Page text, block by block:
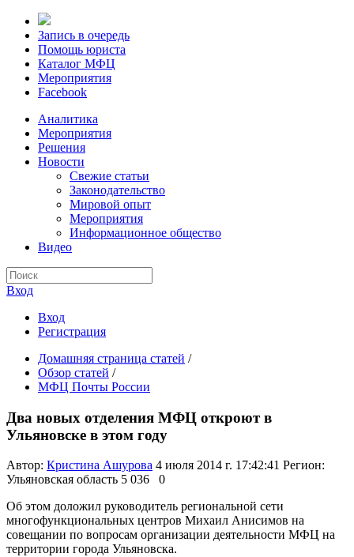
Запись в очередь
Помощь юриста
Каталог МФЦ
Мероприятия
Facebook
Аналитика
Мероприятия
Решения
Новости
Свежие статьи
Законодательство
Мировой опыт
Мероприятия
Информационное общество
Видео
Вход
Вход
Регистрация
Домашняя страница статей /
Обзор статей /
МФЦ Почты России
Два новых отделения МФЦ откроют в
Ульяновске в этом году
Автор: Кристина Ашурова 4 июля 2014 г. 17:42:41 Регион:
Ульяновская область 5 036 0
Об этом доложил руководитель региональной сети
многофункциональных центров Михаил Анисимов на
совещании по вопросам организации деятельности МФЦ на
территории города Ульяновска.